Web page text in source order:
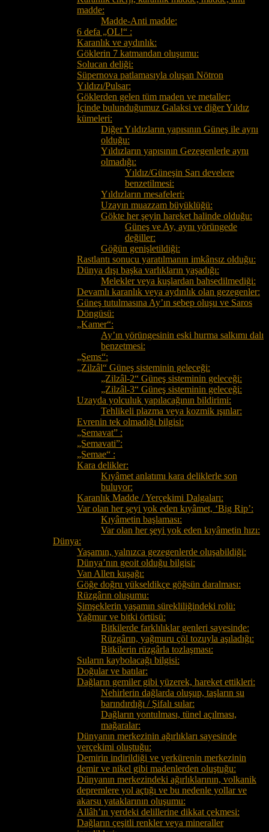
madde:
Madde-Anti madde:
6 defa „OL!“ :
Karanlık ve aydınlık:
Göklerin 7 katmandan oluşumu:
Solucan deliği:
Süpernova patlamasıyla oluşan Nötron
Yıldızı/Pulsar:
Göklerden gelen tüm maden ve metaller:
İçinde bulunduğumuz Galaksi ve diğer Yıldız
kümeleri:
Diğer Yıldızların yapısının Güneş ile aynı
olduğu:
Yıldızların yapısının Gezegenlerle aynı
olmadığı:
Yıldız/Güneşin Sarı develere
benzetilmesi:
Yıldızların mesafeleri:
Uzayın muazzam büyüklüğü:
Gökte her şeyin hareket halinde olduğu:
Güneş ve Ay, aynı yörüngede
değiller:
Göğün genişletildiği:
Rastlantı sonucu yaratılmanın imkânsız olduğu:
Dünya dışı başka varlıkların yaşadığı:
Melekler veya kuşlardan bahsedilmediği:
Devamlı karanlık veya aydınlık olan gezegenler:
Güneş tutulmasına Ay’ın sebep oluşu ve Saros
Döngüsü:
„Kamer“:
Ay’ın yörüngesinin eski hurma salkımı dalı
benzetmesi:
„Şems“:
„Zilzâl“ Güneş sisteminin geleceği:
„Zilzâl-2“ Güneş sisteminin geleceği:
„Zilzâl-3“ Güneş sisteminin geleceği:
Uzayda yolculuk yapılacağının bildirimi:
Tehlikeli plazma veya kozmik ışınlar:
Evrenin tek olmadığı bilgisi:
„Semavat” :
„Semavati”:
„Semae“ :
Kara delikler:
Kıyâmet anlatımı kara deliklerle son
buluyor:
Karanlık Madde / Yerçekimi Dalgaları:
Var olan her şeyi yok eden kıyâmet, ‘Big Rip’:
Kıyâmetin başlaması:
Var olan her şeyi yok eden kıyâmetin hızı:
Dünya:
Yaşamın, yalnızca gezegenlerde oluşabildiği:
Dünya’nın geoit olduğu bilgisi:
Van Allen kuşağı:
Göğe doğru yükseldikçe göğsün daralması:
Rüzgârın oluşumu:
Şimşeklerin yaşamın sürekliliğindeki rolü:
Yağmur ve bitki örtüsü:
Bitkilerde farklılıklar genleri sayesinde:
Rüzgârın, yağmuru çöl tozuyla aşıladığı:
Bitkilerin rüzgârla tozlaşması:
Suların kaybolacağı bilgisi:
Doğular ve batılar:
Dağların gemiler gibi yüzerek, hareket ettikleri:
Nehirlerin dağlarda oluşup, taşların su
barındırdığı / Şifalı sular:
Dağların yontulması, tünel açılması,
mağaralar:
Dünyanın merkezinin ağırlıkları sayesinde
yerçekimi oluştuğu:
Demirin indirildiği ve yerkürenin merkezinin
demir ve nikel gibi madenlerden oluştuğu:
Dünyanın merkezindeki ağırlıklarının, volkanik
depremlere yol açtığı ve bu nedenle yollar ve
akarsu yataklarının oluşumu:
Allâh’ın yerdeki delillerine dikkat çekmesi:
Dağların çeşitli renkler veya mineraller